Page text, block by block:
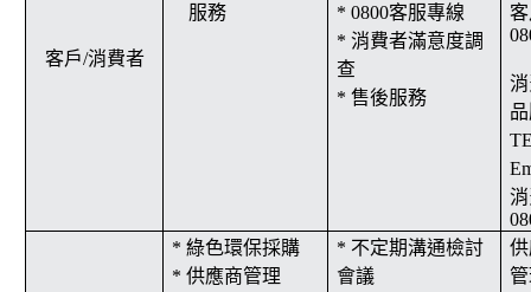
客戶/消費者
服務
* 0800客服專線
* 消費者滿意度調
查
* 售後服務
* 綠色環保採購
* 供應商管理
* 不定期溝通檢討
會議